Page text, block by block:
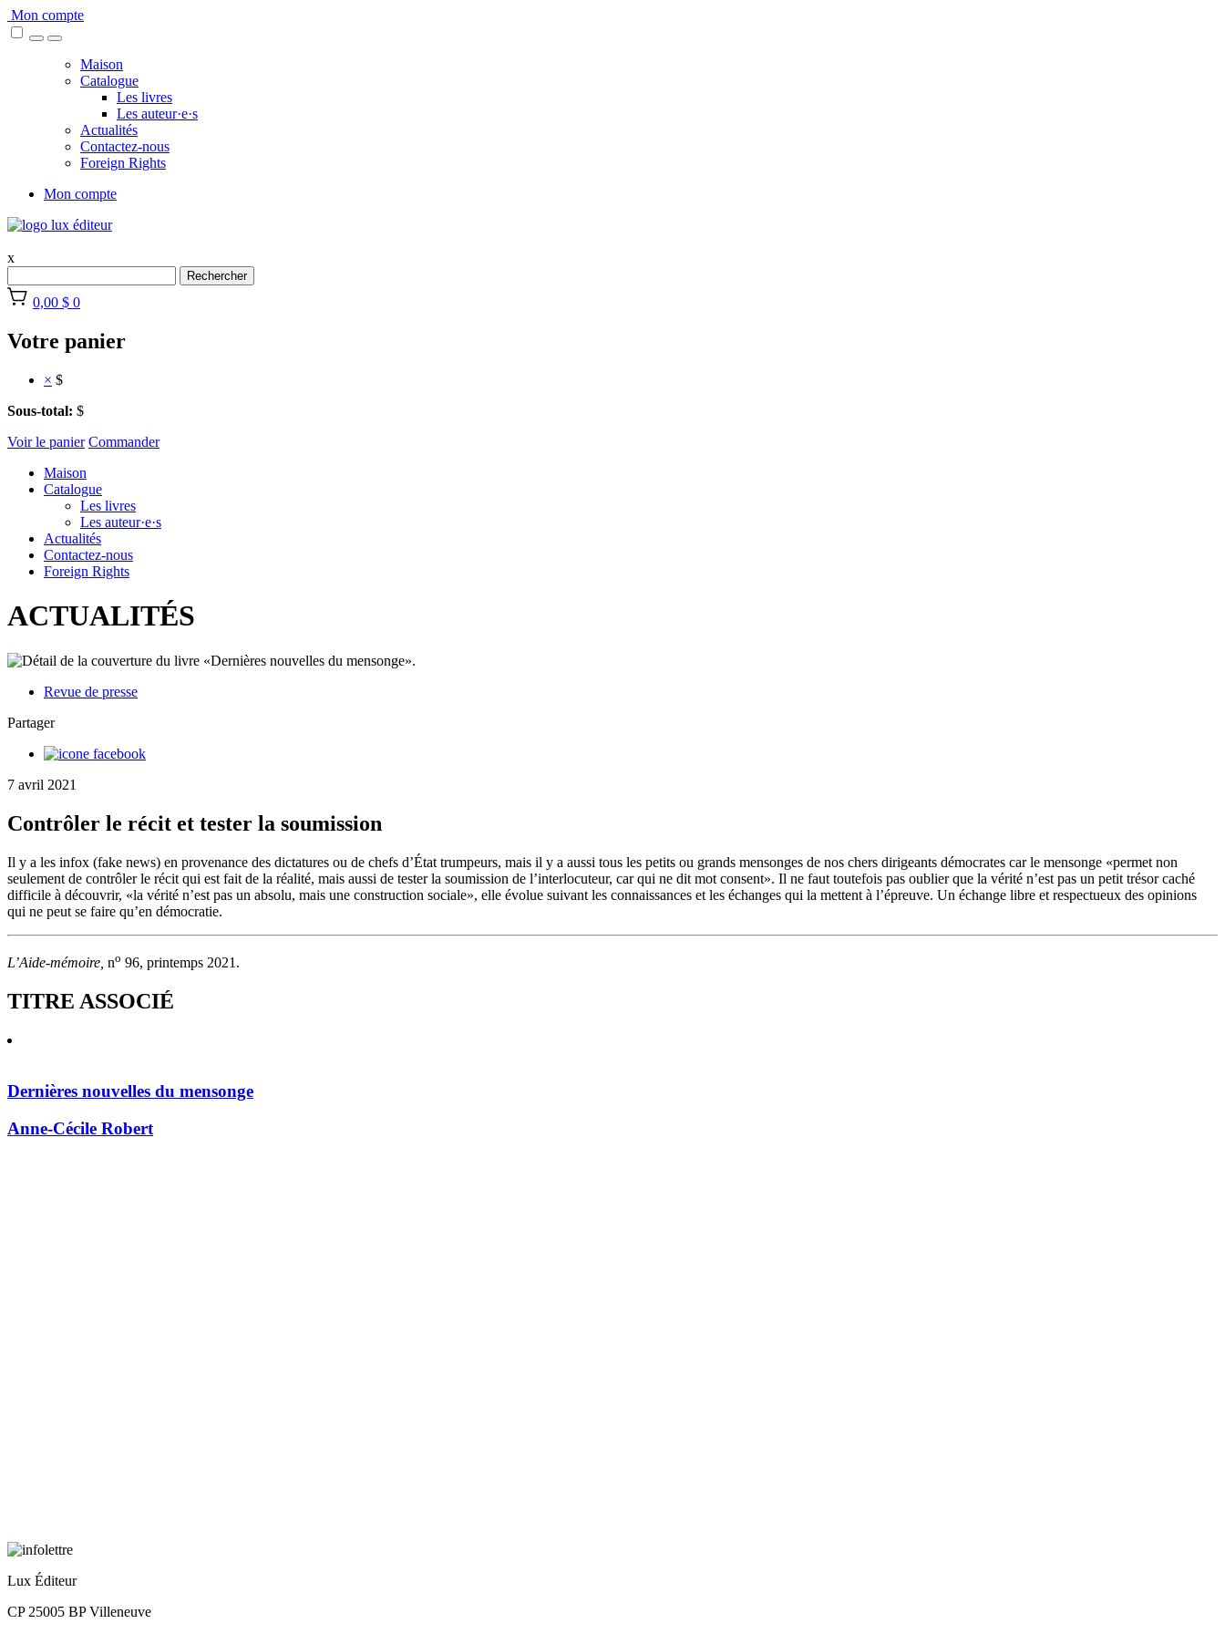
Skip
to
Mon compte
Maison
Catalogue
Les livres
Les auteur·e·s
Actualités
Contactez-nous
Foreign Rights
Mon compte
x
Rechercher
0,00 $ 0
Votre panier
× $
Sous-total: $
Voir le panier Commander
Maison
Catalogue
Les livres
Les auteur·e·s
Actualités
Contactez-nous
Foreign Rights
ACTUALITÉS
Revue de presse
Partager
7 avril 2021
Contrôler le récit et tester la soumission
Il y a les infox (fake news) en provenance des dictatures ou de chefs d’État trumpeurs, mais il y a aussi tous les petits ou grands mensonges de nos chers dirigeants démocrates car le mensonge «permet non
seulement de contrôler le récit qui est fait de la réalité, mais aussi de tester la soumission de l’interlocuteur, car qui ne dit mot consent». Il ne faut toutefois pas oublier que la vérité n’est pas un petit trésor caché
difficile à découvrir, «la vérité n’est pas un absolu, mais une construction sociale», elle évolue suivant les connaissances et les échanges qui la mettent à l’épreuve. Un échange libre et respectueux des opinions
qui ne peut se faire qu’en démocratie.
L’Aide-mémoire, no 96, printemps 2021.
TITRE ASSOCIÉ
Dernières nouvelles du mensonge
Anne-Cécile Robert
Lux Éditeur
CP 25005 BP Villeneuve